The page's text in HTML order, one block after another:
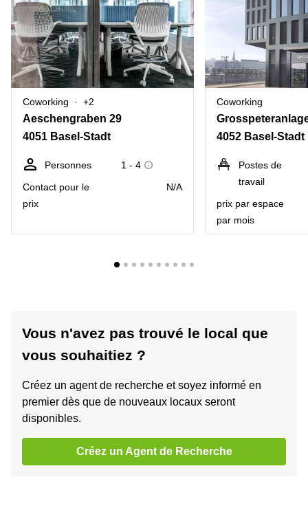
Coworking +2
Aeschengraben 29
4051 Basel-Stadt
Personnes
1 - 4
Contact pour le
prix
N/A
Coworking
4052 Basel-Stadt
Postes de
travail
prix par espace
par mois
Vous n'avez pas trouvé le local que
vous souhaitiez ?
Créez un agent de recherche et soyez informé en
premier dès que de nouveaux locaux seront
disponibles.
Créez un Agent de Recherche